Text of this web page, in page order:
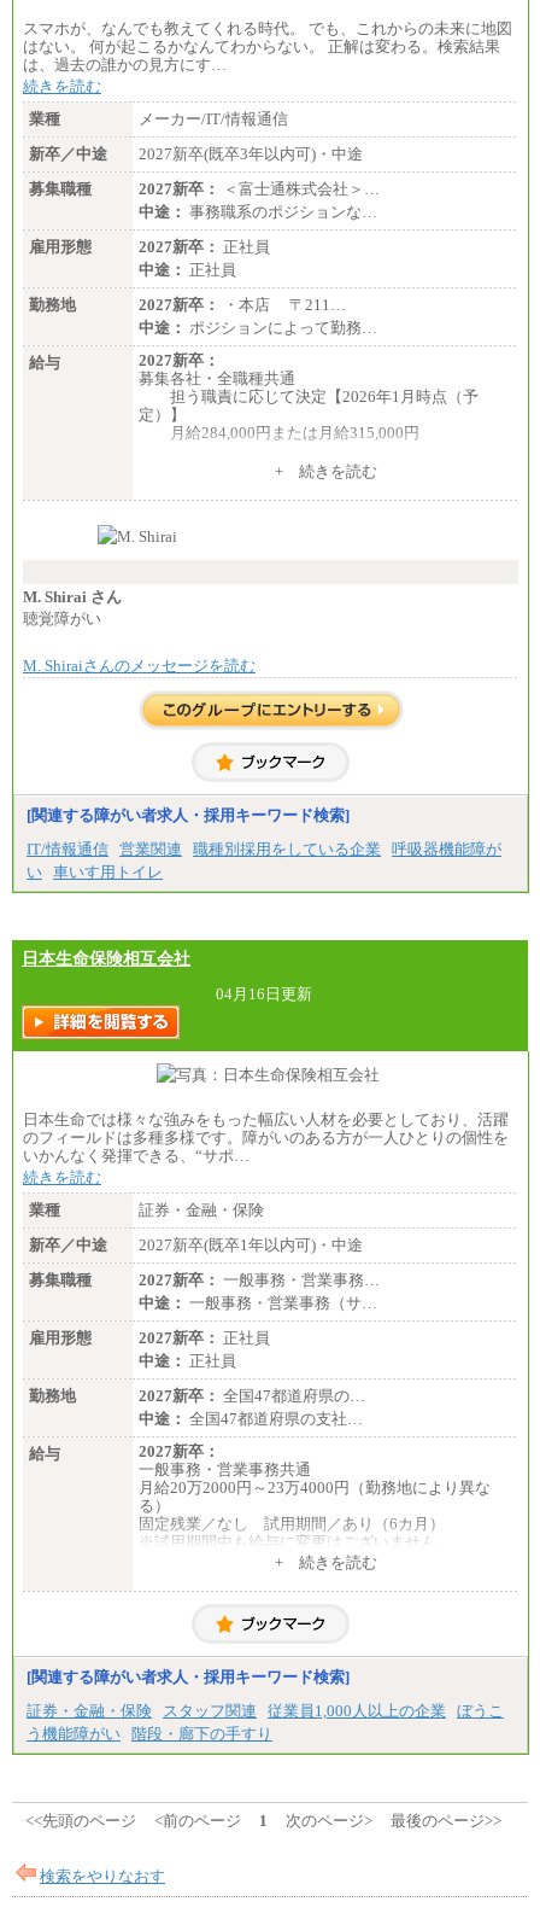
■(株)JTBデータサービス ※2027年新卒募集終了
総合職 月給186,000～194,000円＋地域手当
※詳細はJTBキャリアサイトよりご確認ください。
■I&Jデジタルイノベーション(株)
総合職 月給224,500～242,600円＋地域手当
※詳細はJTBキャリアサイトよりご確認ください。
＜有期社員コース＞
■(株)JTBビジネストランスフォーム
有期契約職 月給185,000～195,000円
※詳細はJTBキャリアサイトよりご確認ください。
■(株)JTBパブリッシング ※2027年新卒募集終了
総合職 月給241,000円
中途：
①月給227,000円以上
②月給212,000円以上
③月給172,500円以上
④月給23万円～37万円
⑤月給20万円～25万円
⑥月給33万円～48万円
⑦月給271,000円以上
⑧～⑮月給200,000円〜月給400,000円
⑯月給185,000円以上
⑰月給237,000円以上
⑲東京：月給202,000 円以上 、京都：月給193,000 円
異なります
※試用期間中も給与に変更はございません。
スマホが、なんでも教えてくれる時代。 でも、これからの未来に地図
はない。 何が起こるかなんてわからない。 正解は変わる。検索結果
は、過去の誰かの見方にす…
続きを読む
業種
メーカー/IT/情報通信
新卒／中途
2027新卒(既卒3年以内可)・中途
募集職種
2027新卒：
＜富士通株式会社＞…
中途： 事務職系のポジションな…
雇用形態
2027新卒： 正社員
中途： 正社員
勤務地
2027新卒：
・本店 〒211…
中途： ポジションによって勤務…
給与
2027新卒：
募集各社・全職種共通
担う職責に応じて決定【2026年1月時点（予
定）】
月給284,000円または月給315,000円
※入社後早期から、自律的な業務遂行が求めら
す。
い職責を担う方については、さらに高い金額を個別
※上記に加え、所定労働時間外に勤務をした場
※試用期間中も給与に変更はございません。
＜募集各社・全職種共通＞
月給21万円以上～
※試用期間中の給与に変更はありません。
ます。
+ 続きを読む
M. Shirai さん
聴覚障がい
M. Shiraiさんのメッセージを読む
[関連する障がい者求人・採用キーワード検索]
IT/情報通信 営業関連 職種別採用をしている企業
呼吸器機能障が
い 車いす用トイレ
日本生命保険相互会社
04月16日更新
日本生命では様々な強みをもった幅広い人材を必要としており、活躍
のフィールドは多種多様です。障がいのある方が一人ひとりの個性を
いかんなく発揮できる、“サポ…
続きを読む
業種
証券・金融・保険
新卒／中途
2027新卒(既卒1年以内可)・中途
募集職種
2027新卒： 一般事務・営業事務…
中途： 一般事務・営業事務（サ…
雇用形態
2027新卒： 正社員
中途： 正社員
勤務地
2027新卒： 全国47都道府県の…
中途： 全国47都道府県の支社…
給与
2027新卒：
一般事務・営業事務共通
月給20万2000円～23万4000円（勤務地により異な
る）
固定残業／なし 試用期間／あり（6カ月）
※試用期間中も給与に変更はございません
月給20万2000円～23万4000円（勤務地により異な
固定残業／なし 試用期間／あり（6か月）
+ 続きを読む
[関連する障がい者求人・採用キーワード検索]
証券・金融・保険
スタッフ関連 従業員1,000人以上の企業
ぼうこ
う機能障がい 階段・廊下の手すり
<<先頭のページ <前のページ 1 次のページ> 最後のページ>>
検索をやりなおす